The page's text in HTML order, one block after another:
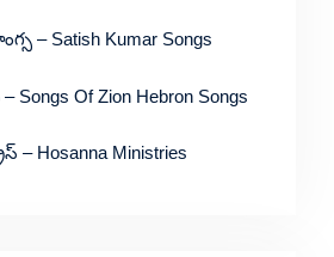
– Satish Kumar Songs
Of Zion Hebron Songs
Hosanna Ministries